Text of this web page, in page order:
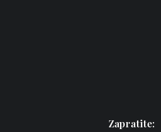
Zapratite: